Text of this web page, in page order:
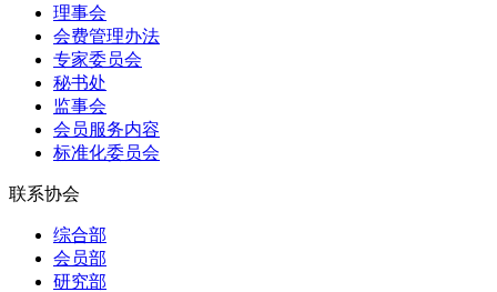
理事会
会费管理办法
专家委员会
秘书处
监事会
会员服务内容
标准化委员会
联系协会
综合部
会员部
研究部